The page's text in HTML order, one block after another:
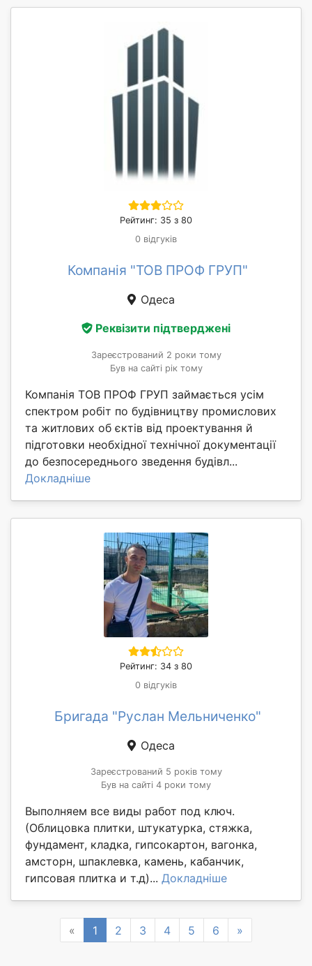
Рейтинг: 35 з 80
0 відгуків
Компанія "ТОВ ПРОФ ГРУП"
Одеса
Реквізити підтверджені
Зареєстрований 2 роки тому
Був на сайті рік тому
Компанія ТОВ ПРОФ ГРУП займається усім
спектром робіт по будівництву промислових
та житлових об єктів від проектування й
підготовки необхідної технічної документації
до безпосереднього зведення будівл...
Докладніше
Рейтинг: 34 з 80
0 відгуків
Бригада "Руслан Мельниченко"
Одеса
Зареєстрований 5 років тому
Був на сайті 4 роки тому
Выполняем все виды работ под ключ.
(Облицовка плитки, штукатурка, стяжка,
фундамент, кладка, гипсокартон, вагонка,
амсторн, шпаклевка, камень, кабанчик,
гипсовая плитка и т.д)... Докладніше
« Previous
1 2 3 4 5 6 »